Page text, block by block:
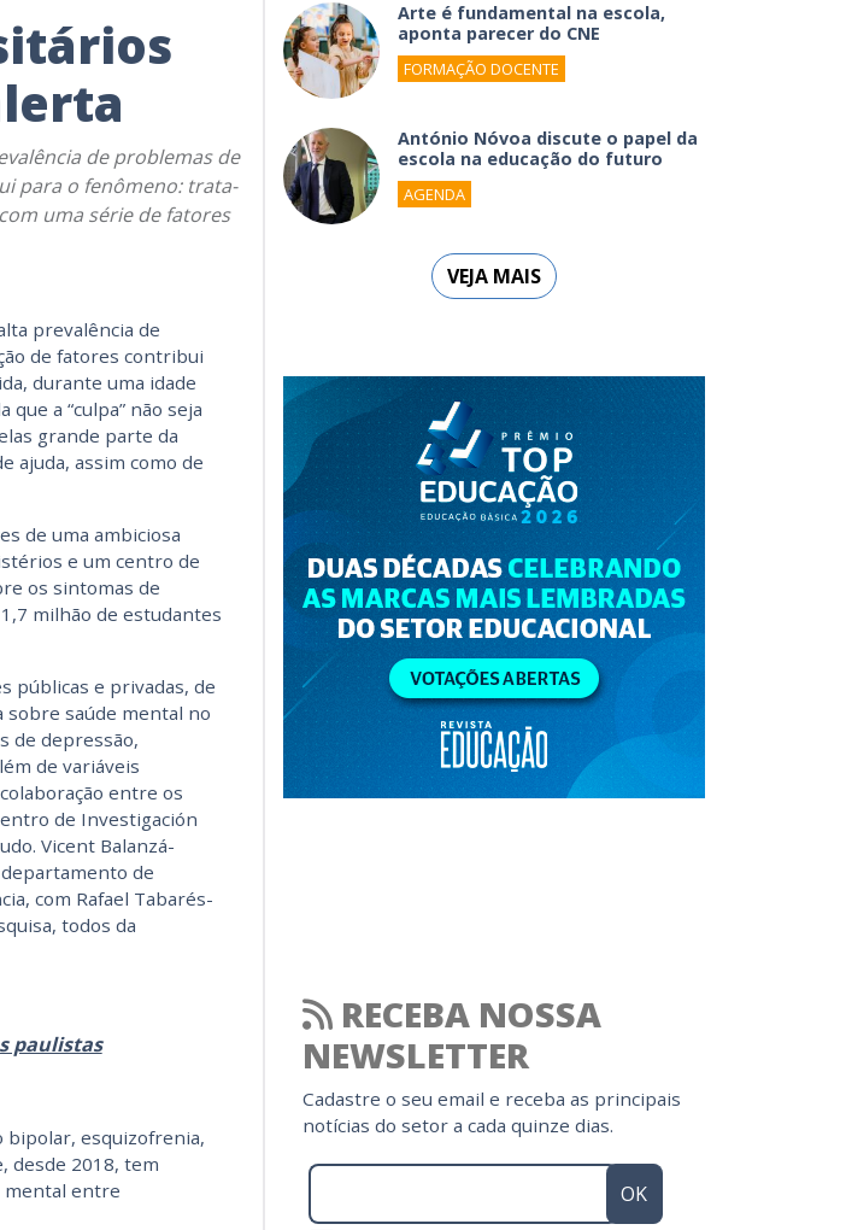
de problemas de
para o fenômeno: trata-
uma série de fatores
prevalência de
de fatores contribui
durante uma idade
a “culpa” não seja
grande parte da
ajuda, assim como de
de uma ambiciosa
e um centro de
os sintomas de
milhão de estudantes
públicas e privadas, de
sobre saúde mental no
de depressão,
de variáveis
entre os
de Investigación
Vicent Balanzá-
de
com Rafael Tabarés-
todos da
paulistas
bipolar, esquizofrenia,
desde 2018, tem
mental entre
Arte é fundamental na escola,
aponta parecer do CNE
FORMAÇÃO DOCENTE
António Nóvoa discute o papel da
escola na educação do futuro
AGENDA
VEJA MAIS
RECEBA NOSSA
NEWSLETTER
Cadastre o seu email e receba as principais
notícias do setor a cada quinze dias.